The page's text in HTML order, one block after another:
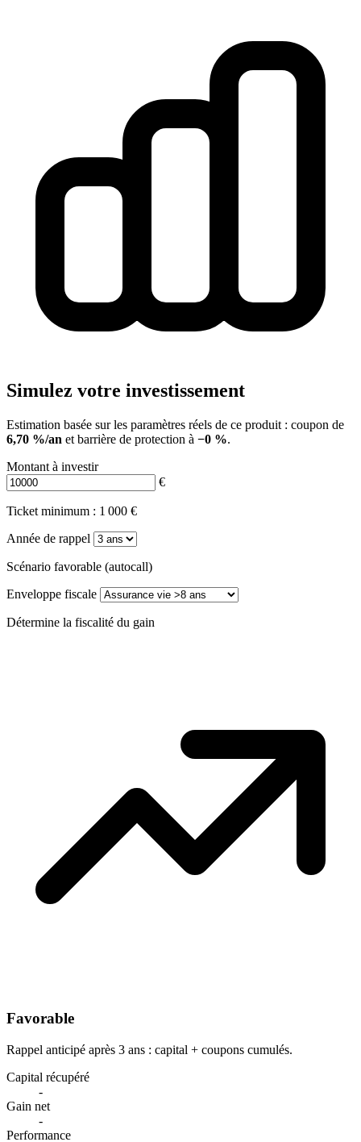
Simulez votre investissement
Estimation basée sur les paramètres réels de ce produit : coupon de
6,70 %/an et barrière de protection à −0 %.
Montant à investir
€
Ticket minimum : 1 000 €
Année de rappel
Scénario favorable (autocall)
Enveloppe fiscale
Détermine la fiscalité du gain
Favorable
Rappel anticipé après 3 ans : capital + coupons cumulés.
Capital récupéré
-
Gain net
-
Performance